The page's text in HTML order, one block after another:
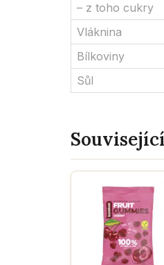
– z toho cukry
Vláknina
Bílkoviny
Sůl